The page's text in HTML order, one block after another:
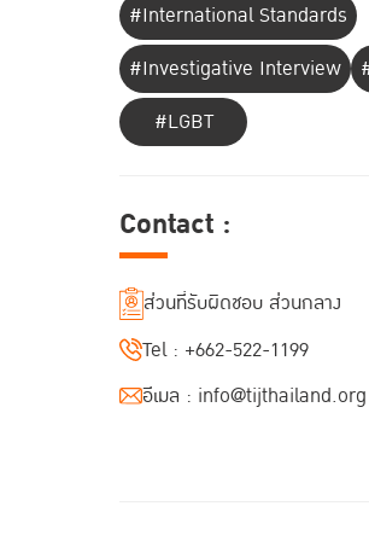
#International Standards
#Investigative Interview
#LGBT
Contact :
ส่วนที่รับผิดชอบ ส่วนกลาง
Tel : +662-522-1199
อีเมล : info@tijthailand.org